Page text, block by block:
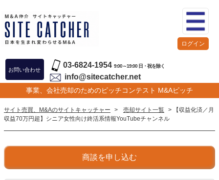
お問い合わせ
03-6824-1954 9:00～19:00 日・祝を除く
info@sitecatcher.net
事業、会社売却のためのピッチコンテスト M&Aピッチ
ログイン
サイト売買、M&Aのサイトキャッチャー > 売却サイト一覧 > 【収益化済／月
収益70万円超】シニア女性向け終活系情報YouTubeチャンネル
商談を申し込む